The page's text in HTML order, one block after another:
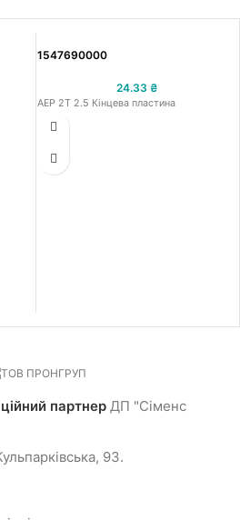
1547690000
24.33 ₴
AEP 2T 2.5 Кінцева пластина
партнер ДП "Сіменс
93.